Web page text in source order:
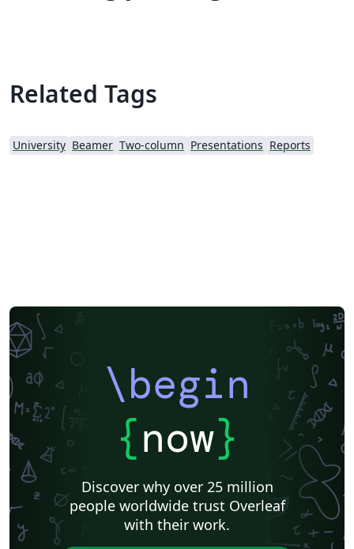
Related Tags
University Beamer Two-column Presentations Reports
\begin
{now}
Discover why over 25 million
people worldwide trust Overleaf
with their work.